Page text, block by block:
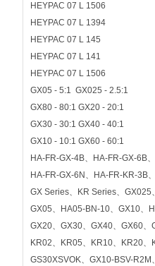
HEYPAC 07 L 1506
HEYPAC 07 L 1394
HEYPAC 07 L 145
HEYPAC 07 L 141
HEYPAC 07 L 1506
GX05 - 5:1 GX025 - 2.5:1
GX80 - 80:1 GX20 - 20:1
GX30 - 30:1 GX40 - 40:1
GX10 - 10:1 GX60 - 60:1
HA-FR-GX-4B、HA-FR-GX-6B
HA-FR-GX-6N、HA-FR-KR-3B
GX Series、KR Series、GX025
GX05、HA05-BN-10、GX10、
GX20、GX30、GX40、GX60、
KR02、KR05、KR10、KR20、
GS30XSVOK、GX10-BSV-R2M